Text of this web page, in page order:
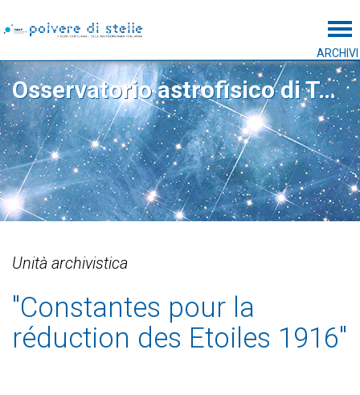
ARCHIVI
Osservatorio astrofisico di Torino
Unità archivistica
"Constantes pour la
réduction des Etoiles 1916"